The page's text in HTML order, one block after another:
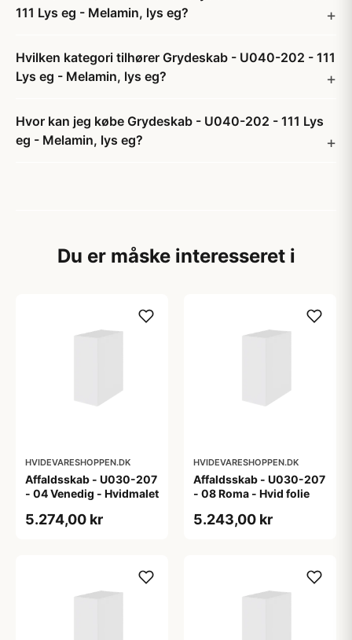
111 Lys eg - Melamin, lys eg?
Hvilken kategori tilhører Grydeskab - U040-202 - 111
Lys eg - Melamin, lys eg?
Hvor kan jeg købe Grydeskab - U040-202 - 111 Lys
eg - Melamin, lys eg?
Du er måske interesseret i
HVIDEVARESHOPPEN.DK
Affaldsskab - U030-207
- 04 Venedig - Hvidmalet
5.274,00 kr
HVIDEVARESHOPPEN.DK
Affaldsskab - U030-207
- 08 Roma - Hvid folie
5.243,00 kr